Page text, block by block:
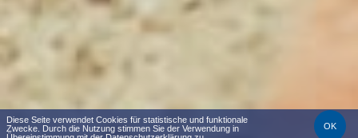
Diese Seite verwendet Cookies für statistische und funktionale
Zwecke. Durch die Nutzung stimmen Sie der Verwendung in
OK